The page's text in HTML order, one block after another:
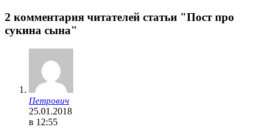
2 комментария читателей статьи "Пост про
сукина сына"
Петрович
25.01.2018
в 12:55